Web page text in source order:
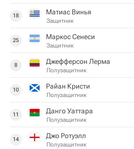
18 Матиас Винья
Защитник
25 Маркос Сенеси
Защитник
8 Джефферсон Лерма
Полузащитник
10 Райан Кристи
Полузащитник
11 Данго Уаттара
Полузащитник
14 Джо Ротуэлл
Полузащитник